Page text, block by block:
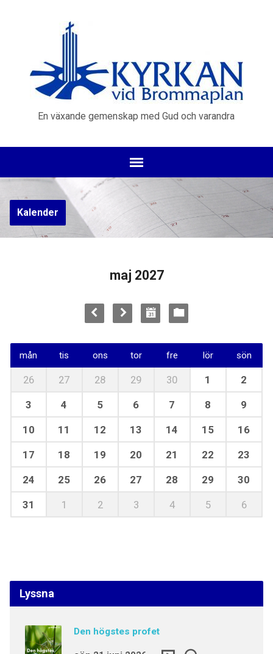
En växande gemenskap med Gud och varandra
Kalender
maj 2027
mån tis ons tor fre lör sön
26 27 28 29 30 1 2
3 4 5 6 7 8 9
10 11 12 13 14 15 16
17 18 19 20 21 22 23
24 25 26 27 28 29 30
31 1 2 3 4 5 6
Lyssna
Den högstes profet